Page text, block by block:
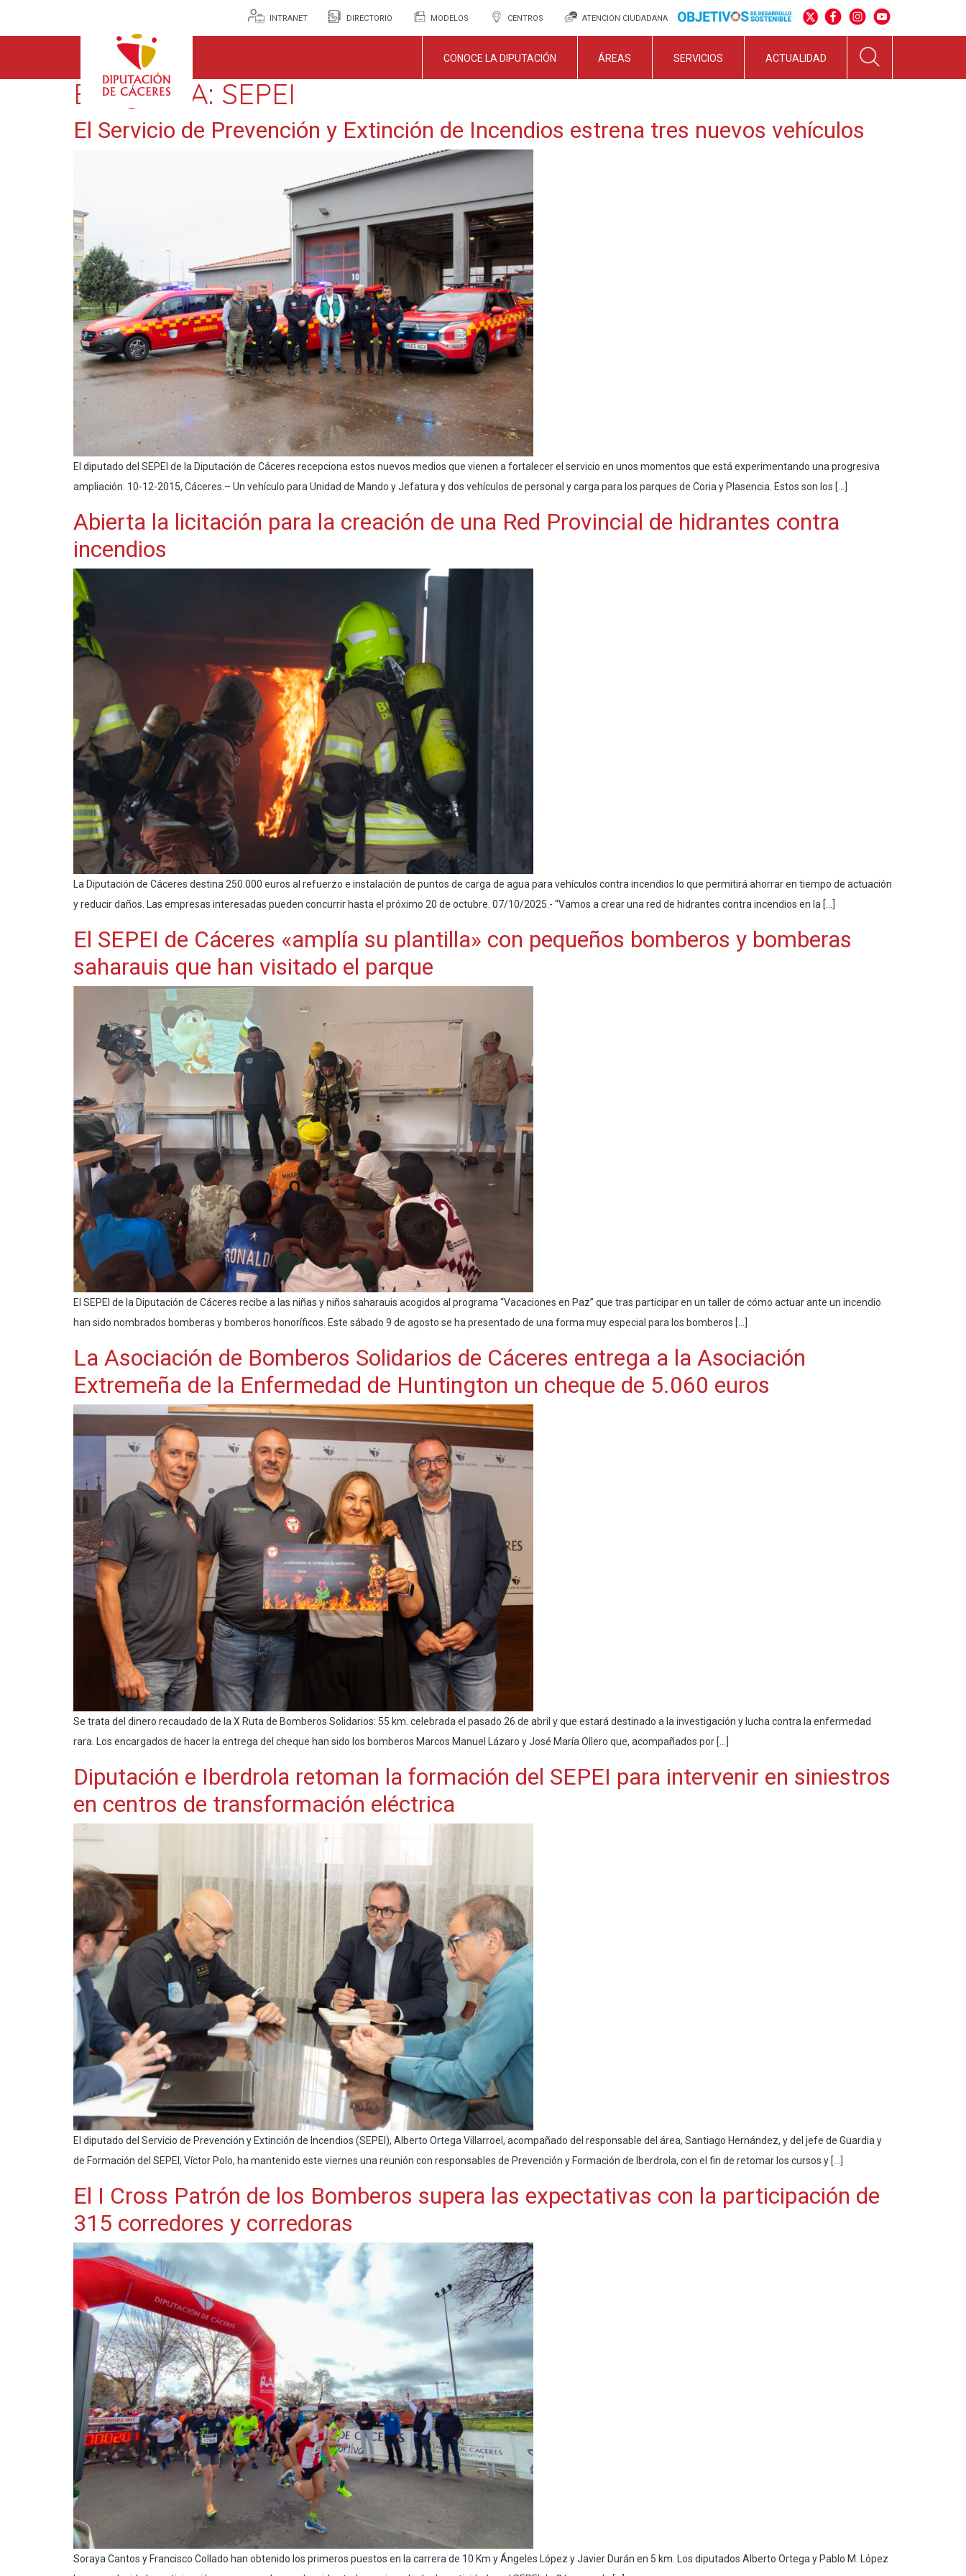
INTRANET DIRECTORIO MODELOS CENTROS ATENCIÓN CIUDADANA
CONOCE LA DIPUTACIÓN ÁREAS SERVICIOS ACTUALIDAD
ETIQUETA: SEPEI
El Servicio de Prevención y Extinción de Incendios estrena tres nuevos vehículos
El diputado del SEPEI de la Diputación de Cáceres recepciona estos nuevos medios que vienen a fortalecer el servicio en unos momentos que está experimentando una progresiva
ampliación. 10-12-2015, Cáceres.– Un vehículo para Unidad de Mando y Jefatura y dos vehículos de personal y carga para los parques de Coria y Plasencia. Estos son los […]
Abierta la licitación para la creación de una Red Provincial de hidrantes contra
incendios
La Diputación de Cáceres destina 250.000 euros al refuerzo e instalación de puntos de carga de agua para vehículos contra incendios lo que permitirá ahorrar en tiempo de actuación
y reducir daños. Las empresas interesadas pueden concurrir hasta el próximo 20 de octubre. 07/10/2025.- “Vamos a crear una red de hidrantes contra incendios en la […]
El SEPEI de Cáceres «amplía su plantilla» con pequeños bomberos y bomberas
saharauis que han visitado el parque
El SEPEI de la Diputación de Cáceres recibe a las niñas y niños saharauis acogidos al programa “Vacaciones en Paz” que tras participar en un taller de cómo actuar ante un incendio
han sido nombrados bomberas y bomberos honoríficos. Este sábado 9 de agosto se ha presentado de una forma muy especial para los bomberos […]
La Asociación de Bomberos Solidarios de Cáceres entrega a la Asociación
Extremeña de la Enfermedad de Huntington un cheque de 5.060 euros
Se trata del dinero recaudado de la X Ruta de Bomberos Solidarios: 55 km. celebrada el pasado 26 de abril y que estará destinado a la investigación y lucha contra la enfermedad
rara. Los encargados de hacer la entrega del cheque han sido los bomberos Marcos Manuel Lázaro y José María Ollero que, acompañados por […]
Diputación e Iberdrola retoman la formación del SEPEI para intervenir en siniestros
en centros de transformación eléctrica
El diputado del Servicio de Prevención y Extinción de Incendios (SEPEI), Alberto Ortega Villarroel, acompañado del responsable del área, Santiago Hernández, y del jefe de Guardia y
de Formación del SEPEI, Víctor Polo, ha mantenido este viernes una reunión con responsables de Prevención y Formación de Iberdrola, con el fin de retomar los cursos y […]
El I Cross Patrón de los Bomberos supera las expectativas con la participación de
315 corredores y corredoras
Soraya Cantos y Francisco Collado han obtenido los primeros puestos en la carrera de 10 Km y Ángeles López y Javier Durán en 5 km. Los diputados Alberto Ortega y Pablo M. López